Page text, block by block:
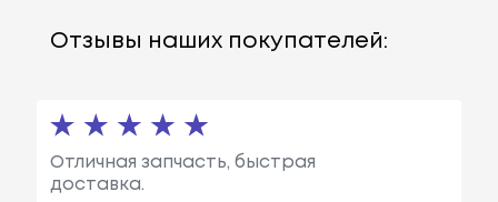
Отзывы наших покупателей:
Отличная запчасть, быстрая
доставка.